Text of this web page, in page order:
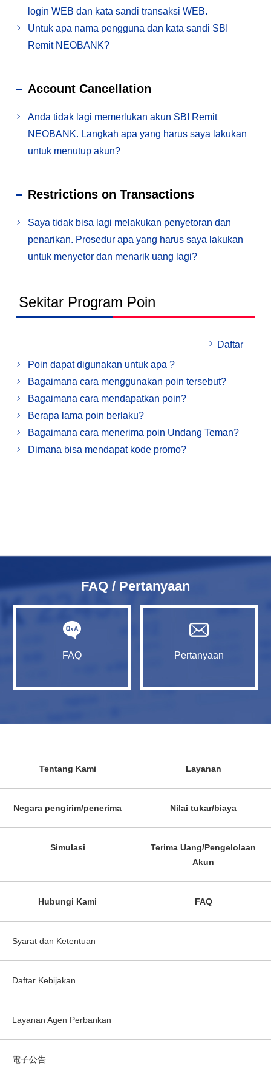
login WEB dan kata sandi transaksi WEB.
Untuk apa nama pengguna dan kata sandi SBI
Remit NEOBANK?
Account Cancellation
Anda tidak lagi memerlukan akun SBI Remit
NEOBANK. Langkah apa yang harus saya lakukan
untuk menutup akun?
Restrictions on Transactions
Saya tidak bisa lagi melakukan penyetoran dan
penarikan. Prosedur apa yang harus saya lakukan
untuk menyetor dan menarik uang lagi?
Sekitar Program Poin
Daftar
Poin dapat digunakan untuk apa ?
Bagaimana cara menggunakan poin tersebut?
Bagaimana cara mendapatkan poin?
Berapa lama poin berlaku?
Bagaimana cara menerima poin Undang Teman?
Dimana bisa mendapat kode promo?
FAQ / Pertanyaan
FAQ Pertanyaan
Tentang Kami Layanan
Negara pengirim/penerima Nilai tukar/biaya
Simulasi
Terima Uang/Pengelolaan
Akun
Hubungi Kami FAQ
Syarat dan Ketentuan
Daftar Kebijakan
Layanan Agen Perbankan
電子公告